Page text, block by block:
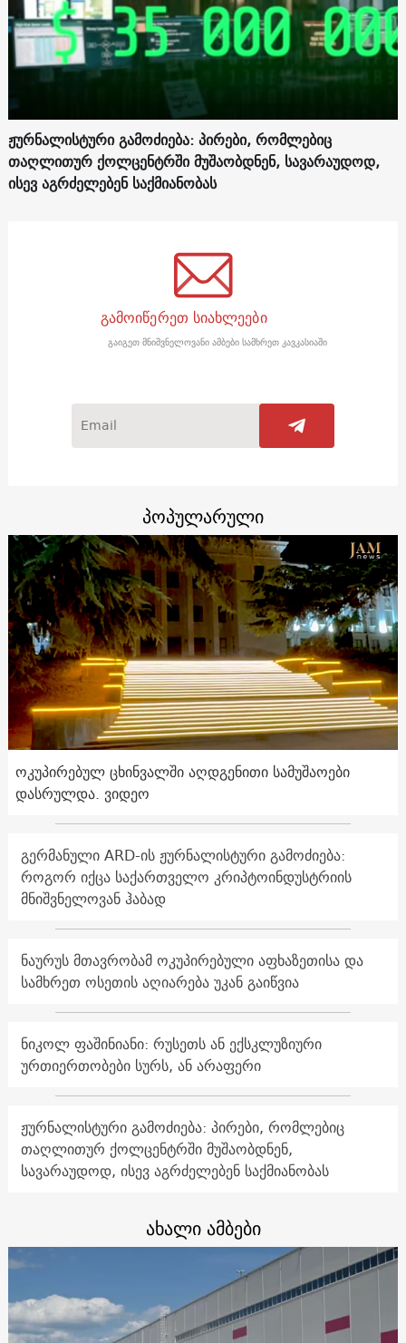
ჟურნალისტური გამოძიება: პირები, რომლებიც
თაღლითურ ქოლცენტრში მუშაობდნენ, სავარაუდოდ,
ისევ აგრძელებენ საქმიანობას
გამოიწერეთ სიახლეები
გაიგეთ მნიშვნელოვანი ამბები სამხრეთ კავკასიაში
პოპულარული
ოკუპირებულ ცხინვალში აღდგენითი სამუშაოები
დასრულდა. ვიდეო
გერმანული ARD-ის ჟურნალისტური გამოძიება:
როგორ იქცა საქართველო კრიპტოინდუსტრიის
მნიშვნელოვან ჰაბად
ნაურუს მთავრობამ ოკუპირებული აფხაზეთისა და
სამხრეთ ოსეთის აღიარება უკან გაიწვია
ნიკოლ ფაშინიანი: რუსეთს ან ექსკლუზიური
ურთიერთობები სურს, ან არაფერი
ჟურნალისტური გამოძიება: პირები, რომლებიც
თაღლითურ ქოლცენტრში მუშაობდნენ,
სავარაუდოდ, ისევ აგრძელებენ საქმიანობას
ახალი ამბები